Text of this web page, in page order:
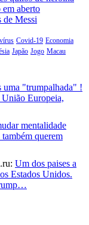
aberto
de Messi
Covid-19 Economia
Japão Jogo Macau
uma "trumpalhada" !
Europeia,
mentalidade
querem
Um dos paises a
Estados Unidos.